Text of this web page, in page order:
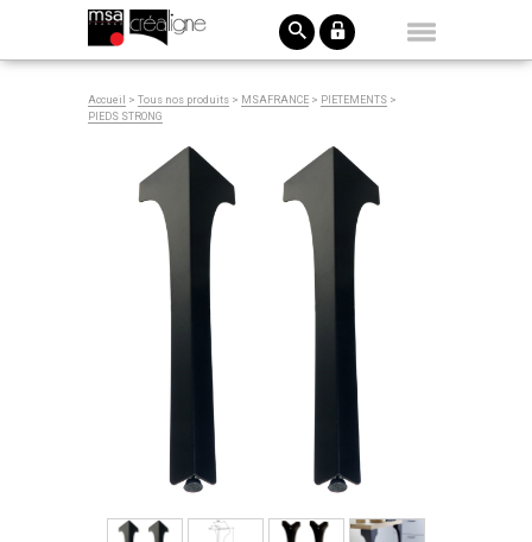
Accueil > Tous nos produits > MSAFRANCE > PIETEMENTS >
PIEDS STRONG